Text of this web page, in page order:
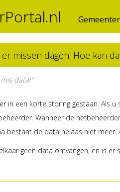
missen dagen. Hoe kan
data!"
in een korte storing gestaan. Als
Wanneer de
bestaat de data helaas niet
geen data ontvangen, en is